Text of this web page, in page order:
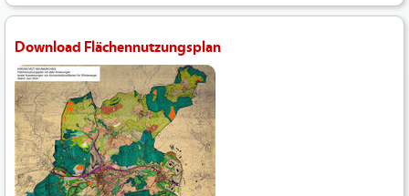
Download Flächennutzungsplan